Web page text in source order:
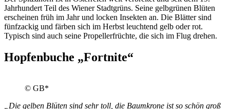
Jahrhundert Teil des Wiener Stadtgrüns. Seine gelbgrünen Blüten
erscheinen früh im Jahr und locken Insekten an. Die Blätter sind
fünfzackig und färben sich im Herbst leuchtend gelb oder rot.
Typisch sind auch seine Propellerfrüchte, die sich im Flug drehen.
Hopfenbuche „Fortnite“
© GB*
„Die gelben Blüten sind sehr toll, die Baumkrone ist so schön groß